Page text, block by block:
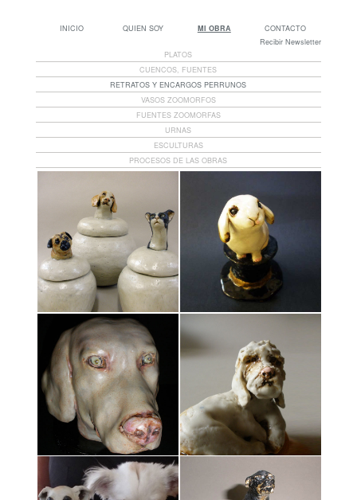
INICIO QUIEN SOY MI OBRA
CONTACTO
Recibir Newsletter
PLATOS
CUENCOS, FUENTES
RETRATOS Y ENCARGOS PERRUNOS
VASOS ZOOMORFOS
FUENTES ZOOMORFAS
URNAS
ESCULTURAS
PROCESOS DE LAS OBRAS